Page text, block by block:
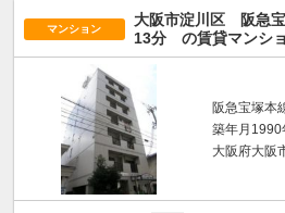
マンション
大阪市淀川区 阪急
13分 の賃貸マンシ
阪急宝塚本
築年月1990
大阪府大阪